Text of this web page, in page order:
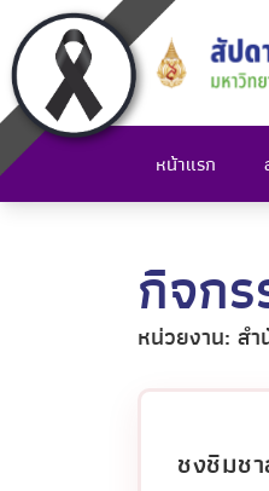
หน้าแรก
กิจก
หน่วยงาน: ส
ชงชิมช